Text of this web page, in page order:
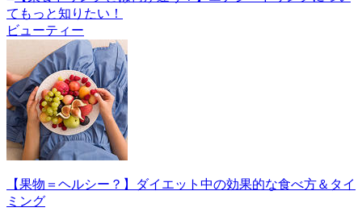
てもっと知りたい！
ビューティー
【果物＝ヘルシー？】ダイエット中の効果的な食べ方＆タイ
ミング